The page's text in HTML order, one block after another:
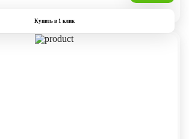
Купить в 1 клик